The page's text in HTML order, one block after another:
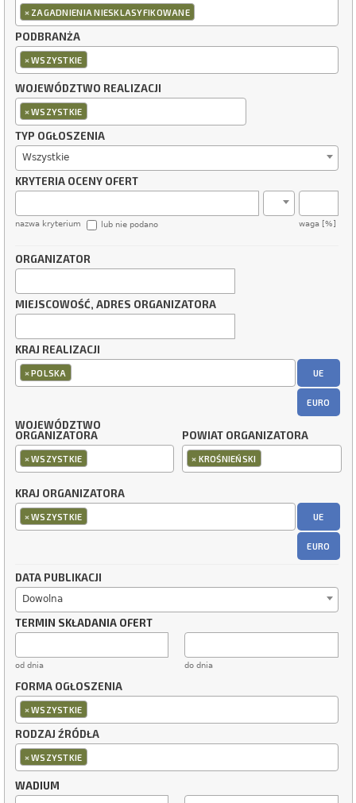
× ZAGADNIENIA NIESKLASYFIKOWANE
PODBRANŻA
×WSZYSTKIE
WOJEWÓDZTWO REALIZACJI
×WSZYSTKIE
TYP OGŁOSZENIA
Wszystkie
KRYTERIA OCENY OFERT
nazwa kryterium waga [%]
lub nie podano
ORGANIZATOR
MIEJSCOWOŚĆ, ADRES ORGANIZATORA
KRAJ REALIZACJI
×POLSKA UE
EURO
WOJEWÓDZTWO
ORGANIZATORA
×WSZYSTKIE
POWIAT ORGANIZATORA
× KROŚNIEŃSKI
KRAJ ORGANIZATORA
×WSZYSTKIE UE
EURO
DATA PUBLIKACJI
Dowolna
TERMIN SKŁADANIA OFERT
od dnia do dnia
FORMA OGŁOSZENIA
×WSZYSTKIE
RODZAJ ŹRÓDŁA
×WSZYSTKIE
WADIUM